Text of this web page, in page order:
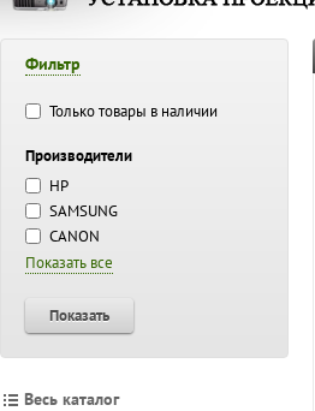
Фильтр
Только товары в наличии
Производители
HP
SAMSUNG
CANON
Показать все
Показать
Весь каталог